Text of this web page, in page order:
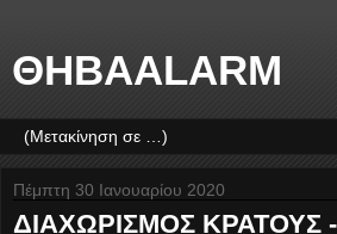
ΘΗΒΑALARM
Πέμπτη 30 Ιανουαρίου 2020
ΔΙΑΧΩΡΙΣΜΟΣ ΚΡΑΤΟΥΣ